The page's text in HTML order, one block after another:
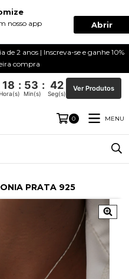
nosso app Abrir
2 anos | Inscreva-se e ganhe 10%
compra
18 : 53 : 42
Min(s) Seg(s)
Ver Produtos
0 MENU
PRATA 925